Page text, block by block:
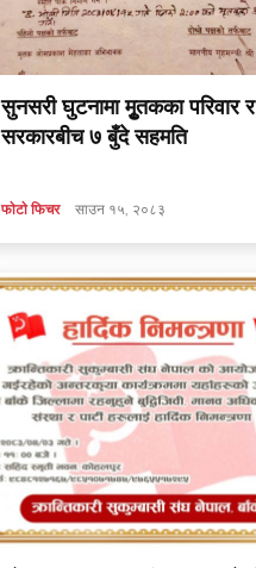
सुनसरी घुटनामा मृुतकका परिवार र
सरकारबीच ७ बुँदे सहमति
फाेटाे फिचर साउन १५, २०८३